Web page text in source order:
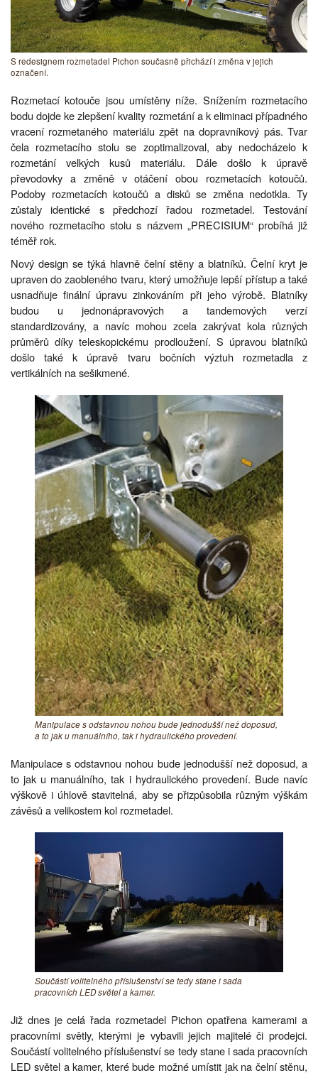
S redesignem rozmetadel Pichon současně přichází i změna v jejich
označení.
Rozmetací kotouče jsou umístěny níže. Snížením rozmetacího
bodu dojde ke zlepšení kvality rozmetání a k eliminaci případného
vracení rozmetaného materiálu zpět na dopravníkový pás. Tvar
čela rozmetacího stolu se zoptimalizoval, aby nedocházelo k
rozmetání velkých kusů materiálu. Dále došlo k úpravě
převodovky a změně v otáčení obou rozmetacích kotoučů.
Podoby rozmetacích kotoučů a disků se změna nedotkla. Ty
zůstaly identické s předchozí řadou rozmetadel. Testování
nového rozmetacího stolu s názvem „PRECISIUM“ probíhá již
téměř rok.
Nový design se týká hlavně čelní stěny a blatníků. Čelní kryt je
upraven do zaobleného tvaru, který umožňuje lepší přístup a také
usnadňuje finální úpravu zinkováním při jeho výrobě. Blatníky
budou u jednonápravových a tandemových verzí
standardizovány, a navíc mohou zcela zakrývat kola různých
průměrů díky teleskopickému prodloužení. S úpravou blatníků
došlo také k úpravě tvaru bočních výztuh rozmetadla z
vertikálních na sešikmené.
Manipulace s odstavnou nohou bude jednodušší než doposud,
a to jak u manuálního, tak i hydraulického provedení.
Manipulace s odstavnou nohou bude jednodušší než doposud, a
to jak u manuálního, tak i hydraulického provedení. Bude navíc
výškově i úhlově stavitelná, aby se přizpůsobila různým výškám
závěsů a velikostem kol rozmetadel.
Součástí volitelného příslušenství se tedy stane i sada
pracovních LED světel a kamer.
Již dnes je celá řada rozmetadel Pichon opatřena kamerami a
pracovními světly, kterými je vybavili jejich majitelé či prodejci.
Součástí volitelného příslušenství se tedy stane i sada pracovních
LED světel a kamer, které bude možné umístit jak na čelní stěnu,